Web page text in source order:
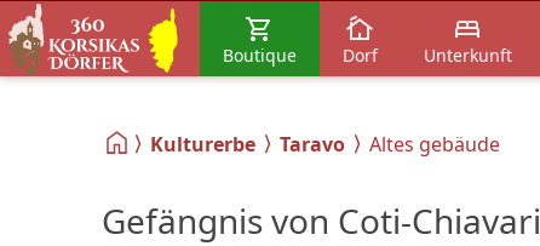
Boutique Dorf Unterkunft
Kulturerbe Taravo Altes gebäude
Gefängnis von Coti-Chiavari